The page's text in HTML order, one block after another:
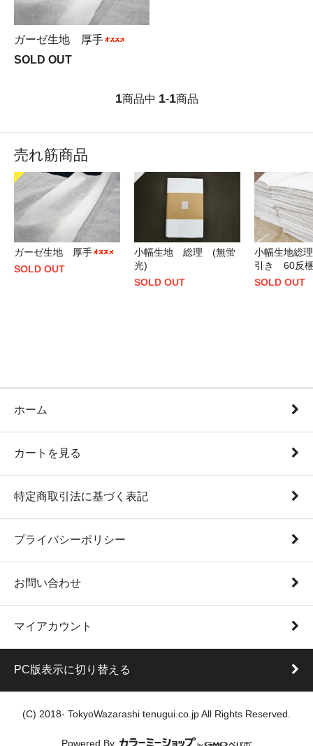
ガーゼ生地 厚手
SOLD OUT
1商品中 1-1商品
売れ筋商品
ガーゼ生地 厚手
SOLD OUT
小幅生地 総理 (無蛍
光)
SOLD OUT
小幅生地総
引き 60反
SOLD OUT
ホーム
カートを見る
特定商取引法に基づく表記
プライバシーポリシー
お問い合わせ
マイアカウント
PC版表示に切り替える
(C) 2018- TokyoWazarashi tenugui.co.jp All Rights Reserved.
Powered By